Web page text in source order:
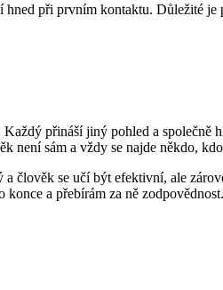
při prvním kontaktu. Důležité
přináší jiný pohled a společně
není sám a vždy se najde někdo,
se učí být efektivní, ale
a přebírám za ně zodpovědnost.